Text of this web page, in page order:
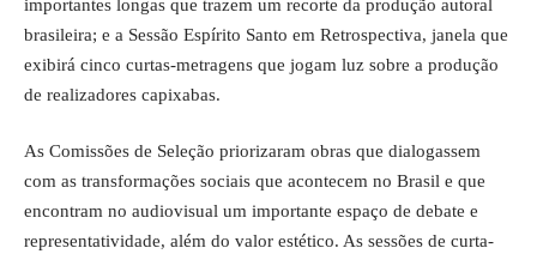
importantes longas que trazem um recorte da produção autoral
brasileira; e a Sessão Espírito Santo em Retrospectiva, janela que
exibirá cinco curtas-metragens que jogam luz sobre a produção
de realizadores capixabas.
As Comissões de Seleção priorizaram obras que dialogassem
com as transformações sociais que acontecem no Brasil e que
encontram no audiovisual um importante espaço de debate e
representatividade, além do valor estético. As sessões de curta-